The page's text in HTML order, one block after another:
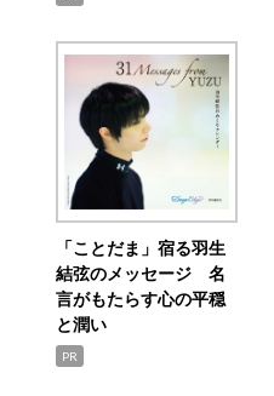
「ことだま」宿る羽生
結弦のメッセージ 名
言がもたらす心の平穏
と潤い
PR